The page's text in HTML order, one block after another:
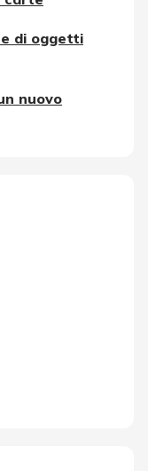
di oggetti
nuovo